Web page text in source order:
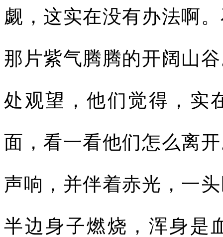
觑，这实在没有办法啊
那片紫气腾腾的开阔山
处观望，他们觉得，实
面，看一看他们怎么离
声响，并伴着赤光，一
半边身子燃烧，浑身是